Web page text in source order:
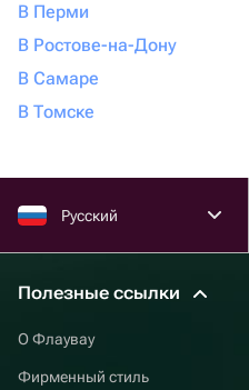
В Перми
В Ростове-на-Дону
В Самаре
В Томске
Русский
Полезные ссылки
О Флаувау
Фирменный стиль